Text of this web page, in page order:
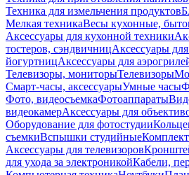
Техника для измельчения продуктов
Мелкая техникаВесы кухонные,
Аксессуары для кухонной техники
тостеров, сэндвичницАксессуары
йогуртницАксессуары для
Телевизоры, мониторыТелевизоры
Смарт-часы, аксессуарыУмные часы
Фото, видеосъемкаФотоаппараты
видеокамерАксессуары для
Оборудование для фотостудии
съемкиВспышки студийные
Аксессуары для телевизоров
для ухода за электроникойКабели,